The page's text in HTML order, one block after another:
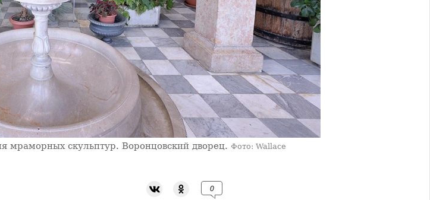
мраморных скульптур. Воронцовский дворец. Фото: Wallace
0